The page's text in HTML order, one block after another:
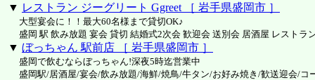
▼ レストラン ジーグリート Ggreet ［ 岩手県盛岡市 ］
大型宴会に！！最大60名様まで貸切OK♪
盛岡 駅 飲み放題 宴会 貸切 結婚式2次会 歓迎会 送別会 居酒屋 レストラ
▼ ぼっちゃん 駅前店 ［ 岩手県盛岡市 ］
盛岡で飲むならぼっちゃん!深夜5時迄営業中
盛岡駅/居酒屋/宴会/飲み放題/海鮮/焼鳥/牛タン/お好み焼き/歓送迎会/コ